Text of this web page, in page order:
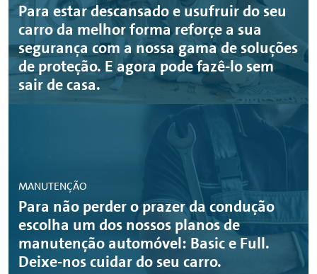
Para estar descansado e usufruir do seu
carro da melhor forma reforçe a sua
segurança com a nossa gama de soluções
de proteção. E agora pode fazê-lo sem
sair de casa.
MANUTENÇÃO
Para não perder o prazer da condução
escolha um dos nossos planos de
manutenção automóvel: Basic e Full.
Deixe-nos cuidar do seu carro.